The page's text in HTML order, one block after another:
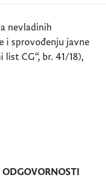
nevladinih
i sprovođenju javne
CG“, br. 41/18),